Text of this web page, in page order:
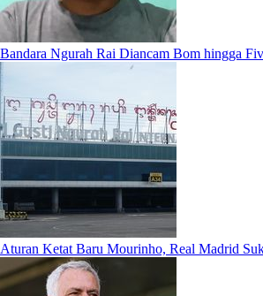
Bandara Ngurah Rai Diancam Bom hingga
Aturan Ketat Baru Mourinho, Real Madrid